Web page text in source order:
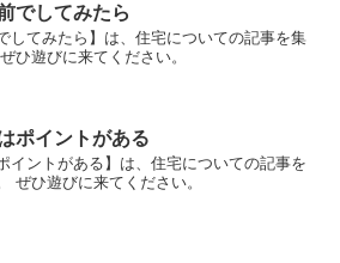
でしてみたら
してみたら】は、住宅についての記事を集
ひ遊びに来てください。
ポイントがある
イントがある】は、住宅についての記事を
ぜひ遊びに来てください。